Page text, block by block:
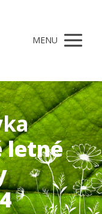
MENU
letné